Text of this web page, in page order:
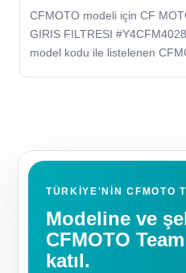
CFMOTO modeli için CF
GIRIS FILTRESI
model kodu ile listelenen
TÜRKIYE'NIN CFMOTO
Modeline ve
CFMOTO
katıl.